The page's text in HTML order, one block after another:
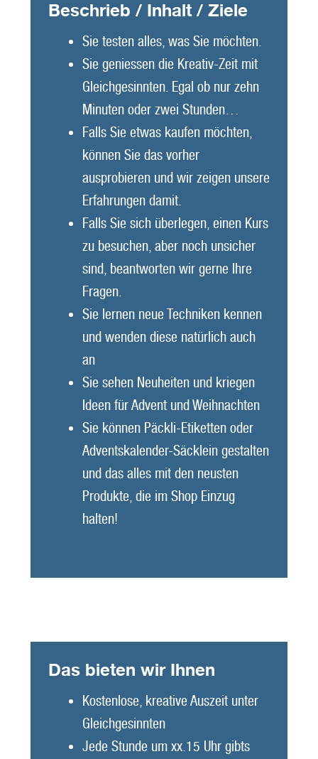
Beschrieb / Inhalt / Ziele
Sie testen alles, was Sie möchten.
Sie geniessen die Kreativ-Zeit mit
Gleichgesinnten. Egal ob nur zehn
Minuten oder zwei Stunden…
Falls Sie etwas kaufen möchten,
können Sie das vorher
ausprobieren und wir zeigen unsere
Erfahrungen damit.
Falls Sie sich überlegen, einen Kurs
zu besuchen, aber noch unsicher
sind, beantworten wir gerne Ihre
Fragen.
Sie lernen neue Techniken kennen
und wenden diese natürlich auch
an
Sie sehen Neuheiten und kriegen
Ideen für Advent und Weihnachten
Sie können Päckli-Etiketten oder
Adventskalender-Säcklein gestalten
und das alles mit den neusten
Produkte, die im Shop Einzug
halten!
Das bieten wir Ihnen
Kostenlose, kreative Auszeit unter
Gleichgesinnten
Jede Stunde um xx.15 Uhr gibts